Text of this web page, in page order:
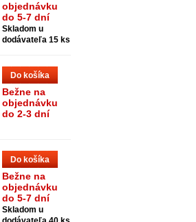
objednávku
do 5-7 dní
Skladom u
dodávateľa 15 ks
Do košíka
Bežne na
objednávku
do 2-3 dní
Do košíka
Bežne na
objednávku
do 5-7 dní
Skladom u